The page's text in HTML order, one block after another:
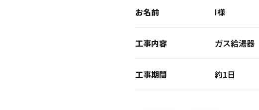
お名前 I様
工事内容 ガス給湯器
工事期間 約1日